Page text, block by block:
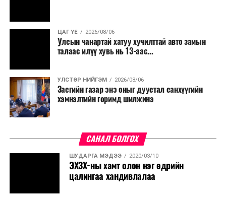
ЦАГ ҮЕ 2026/08/06
Улсын чанартай хатуу хучилттай авто замын
талаас илүү хувь нь 13-аас...
УЛСТӨР НИЙГЭМ 2026/08/06
Засгийн газар энэ оныг дуустал санхүүгийн
хэмнэлтийн горимд шилжинэ
САНАЛ БОЛГОХ
ШУДАРГА МЭДЭЭ 2020/03/10
ЭХЗХ-ны хамт олон нэг өдрийн
цалингаа хандивлалаа